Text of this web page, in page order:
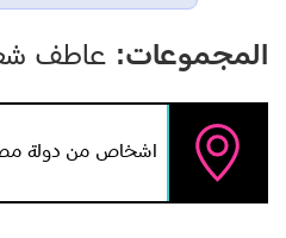
المجموعات: عاطف
اشخاص من دولة